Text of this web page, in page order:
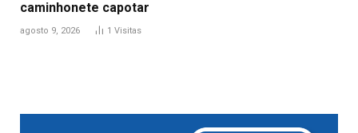
caminhonete capotar
agosto 9, 2026 1 Visitas